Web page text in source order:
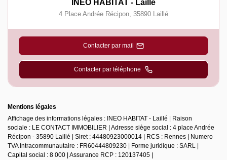
INEO HABITAT - Laillé
4 Place Andrée Récipon 35890 Laillé
Contacter par mail
Contacter par téléphone
Mentions légales
Affichage des informations légales : INEO HABITAT - Laillé | Raison
sociale : LE CONTACT IMMOBILIER | Adresse siège social : 4 place Andrée
Récipon - 35890 Laillé | Siret : 44480923000014 | RCS : Rennes | Numero
TVA Intracommunautaire : FR60444809230 | Forme juridique : SARL |
Capital social : 8 000 | Assurance RCP : 120137405 |